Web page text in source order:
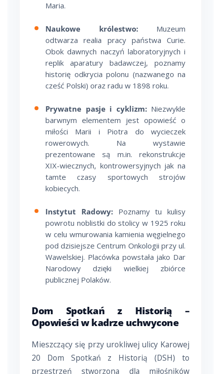
Maria.
Naukowe królestwo:Muzeum
odtwarza realia pracy państwa Curie.
Obok dawnych naczyń laboratoryjnych i
replik aparatury badawczej, poznamy
historię odkrycia polonu (nazwanego na
cześć Polski) oraz radu w 1898 roku.
Prywatne pasje i cyklizm:Niezwykle
barwnym elementem jest opowieść o
miłości Marii i Piotra do wycieczek
rowerowych. Na wystawie
prezentowane są m.in. rekonstrukcje
XIX-wiecznych, kontrowersyjnych jak na
tamte czasy sportowych strojów
kobiecych.
Instytut Radowy:Poznamy tu kulisy
powrotu noblistki do stolicy w 1925 roku
w celu wmurowania kamienia węgielnego
pod dzisiejsze Centrum Onkologii przy ul.
Wawelskiej. Placówka powstała jako Dar
Narodowy dzięki wielkiej zbiórce
publicznej Polaków.
Dom Spotkań z Historią –
Opowieści w kadrze uchwycone
Mieszczący się przy urokliwej ulicy Karowej
20 Dom Spotkań z Historią (DSH) to
przestrzeń stworzona dla miłośników